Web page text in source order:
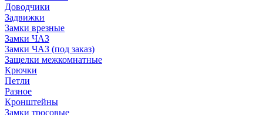
Доводчики
Задвижки
Замки врезные
Замки ЧАЗ
Замки ЧАЗ (под заказ)
Защелки межкомнатные
Крючки
Петли
Разное
Кронштейны
Замки тросовые